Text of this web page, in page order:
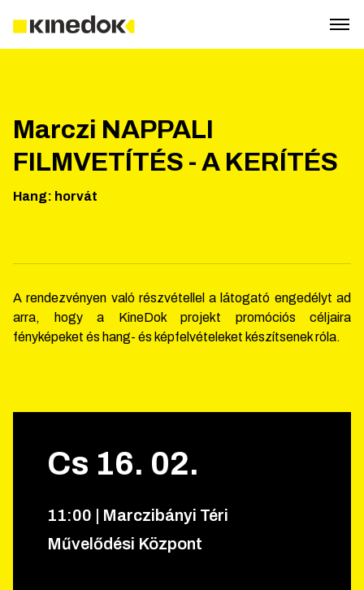
Marczi NAPPALI
FILMVETÍTÉS - A KERÍTÉS
Hang: horvát
A rendezvényen való részvétellel a látogató engedélyt ad
arra, hogy a KineDok projekt promóciós céljaira
fényképeket és hang- és képfelvételeket készítsenek róla.
Cs 16. 02.
11:00
Marczibányi Téri
Művelődési Központ